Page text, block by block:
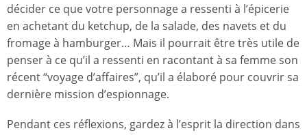
décider ce que votre personnage a ressenti à l’épicerie
en achetant du ketchup, de la salade, des navets et du
fromage à hamburger… Mais il pourrait être très utile de
penser à ce qu’il a ressenti en racontant à sa femme son
récent “voyage d’affaires”, qu’il a élaboré pour couvrir sa
dernière mission d’espionnage.
Pendant ces réflexions, gardez à l’esprit la direction dans